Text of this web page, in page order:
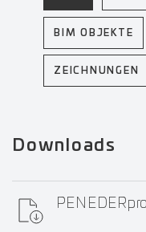
BIM OBJEKTE
ZEICHNUNGEN
Downloads